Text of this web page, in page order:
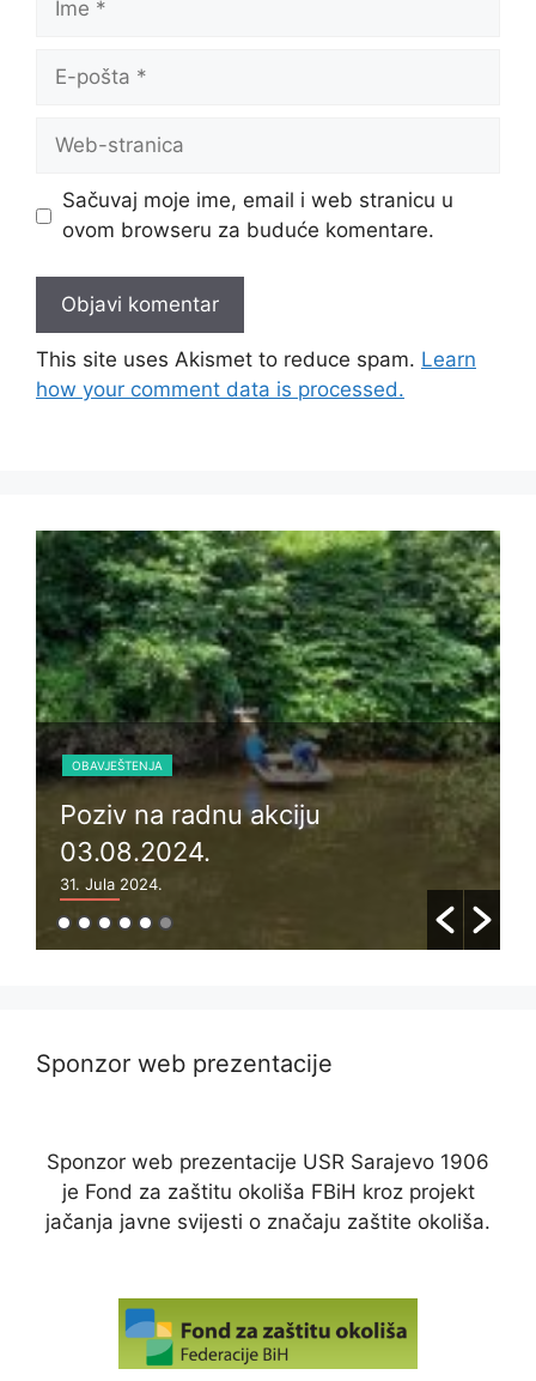
Sačuvaj moje ime, email i web stranicu u
ovom browseru za buduće komentare.
This site uses Akismet to reduce spam. Learn
how your comment data is processed.
TAKMIČENJA
Junior Nedim Avdagić i kadet
Omer Kapo najuspješniji na
udruženskom takmičenju – 8.
memorijal “Ermin Hadžić” 2026 za
kategoriju kadeta i juniora
24. Maja 2026.
Sponzor web prezentacije
Sponzor web prezentacije USR Sarajevo 1906
je Fond za zaštitu okoliša FBiH kroz projekt
jačanja javne svijesti o značaju zaštite okoliša.